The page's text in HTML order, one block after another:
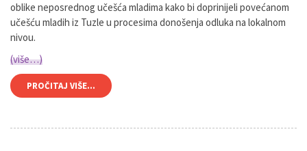
oblike neposrednog učešća mladima kako bi doprinijeli povećanom
učešću mladih iz Tuzle u procesima donošenja odluka na lokalnom
nivou.
(više…)
PROČITAJ VIŠE...